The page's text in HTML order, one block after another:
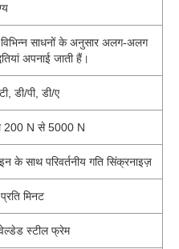
साधनों के अनुसार अलग-अलग
अपनाई जाती हैं।
डी/पी, डी/ए
200 N से 5000 N
के साथ परिवर्तनीय गति सिंक्रनाइज़
मिनट
स्टील फ्रेम